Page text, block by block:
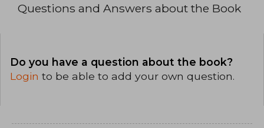
Questions and Answers about the Book
Do you have a question about the book?
Login to be able to add your own question.